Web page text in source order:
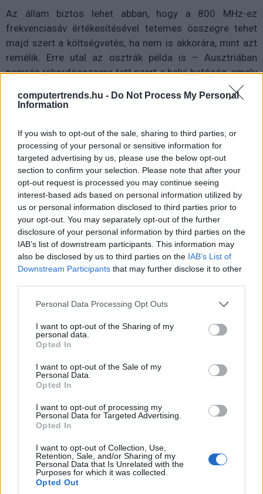
computertrends.hu - Do Not Process My Personal
Information
If you wish to opt-out of the sale, sharing to third parties, or
processing of your personal or sensitive information for
targeted advertising by us, please use the below opt-out
section to confirm your selection. Please note that after your
opt-out request is processed you may continue seeing
interest-based ads based on personal information utilized by
us or personal information disclosed to third parties prior to
your opt-out. You may separately opt-out of the further
disclosure of your personal information by third parties on the
IAB’s list of downstream participants. This information may
also be disclosed by us to third parties on the IAB’s List of
Downstream Participants that may further disclose it to other
Please note that this website/app uses one or more Google
not limited to your visit or usage behaviour. You may click to
grant or deny consent to Google and its third-party tags to
use your data for below specified purposes in below Google
consent section.
Personal Data Processing Opt Outs
I want to opt-out of the Sharing of my
personal data.
Opted In
I want to opt-out of the Sale of my
Personal Data.
Opted In
I want to opt-out of processing my
Personal Data for Targeted Advertising.
Opted In
I want to opt-out of Collection, Use,
Retention, Sale, and/or Sharing of my
Personal Data that Is Unrelated with the
Purposes for which it was collected.
Opted Out
Az állam biztos lehet abban, hogy a 800 MHz-ez
frekvenciasáv értékesítésével tetemes összegre tehet
majd szert a költségvetés, ha nem is akkorára, mint azt
remélik. Erre utal az osztrák példa is – Ausztriában
nemrég rekordösszegre tett szert a helyi hatóság, amely
2 milliárd eurót kaszált, részben az átállással
felszabaduló sáv eladásával. Itt a kétszer 5 MHz-es
Nem most jön az állami szolgáltató
Összességében leszögezhető, hogy ha valamilyen
módon az állam továbbra is szeretne egy saját
mobilcéget „benyomni” a piacra, akkor komoly
kedvezményekkel kell majd segíteniük és nagy
mértékben támogatniuk, hogy a három naggyal szemben
talpon maradhasson. A negyedik szolgáltató
létrehozásához a még állami kézben lévő frekvenciák
ugyan adottak, ez azonban nem jelenti azt, hogy feltétlen
betervezett jövő évi 120 milliárd (bár inkább 80-100
milliárd közé becsült) bevétel is kiesne.
Diákok a munkaerőpiacon: Így formálják a 2026-os
trendeket a fiatalok elvárásai (X)
rugalmasságot is várnak.
#frekvencia #távközlés
#szolgáltatók